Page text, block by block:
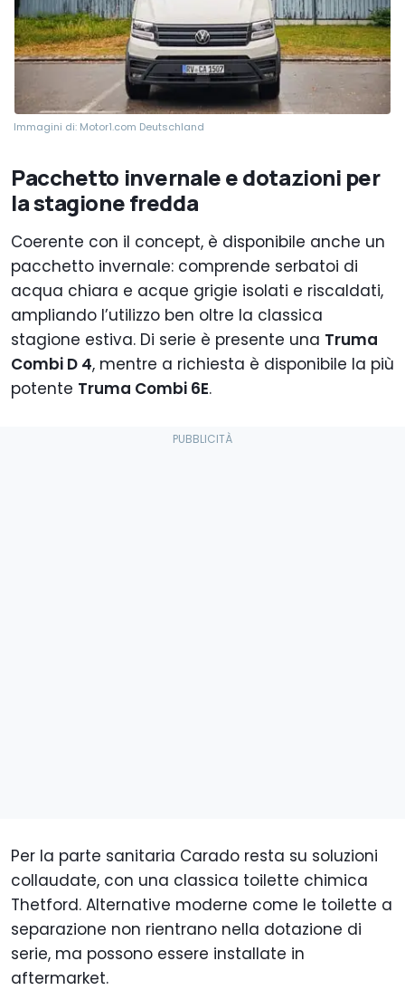
Immagini di: Motor1.com Deutschland
Pacchetto invernale e dotazioni per
la stagione fredda
Coerente con il concept, è disponibile anche un
pacchetto invernale: comprende serbatoi di
acqua chiara e acque grigie isolati e riscaldati,
ampliando l’utilizzo ben oltre la classica
stagione estiva. Di serie è presente una Truma
Combi D 4, mentre a richiesta è disponibile la più
potente Truma Combi 6E.
Per la parte sanitaria Carado resta su soluzioni
collaudate, con una classica toilette chimica
Thetford. Alternative moderne come le toilette a
separazione non rientrano nella dotazione di
serie, ma possono essere installate in
aftermarket.